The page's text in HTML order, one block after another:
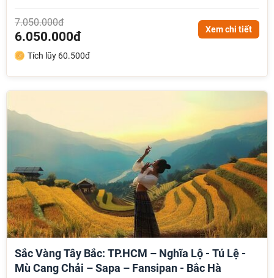
7.050.000đ
6.050.000đ Xem chi tiết
Tích lũy 60.500đ
Sắc Vàng Tây Bắc: TP.HCM – Nghĩa Lộ - Tú Lệ -
Mù Cang Chải – Sapa – Fansipan - Bắc Hà